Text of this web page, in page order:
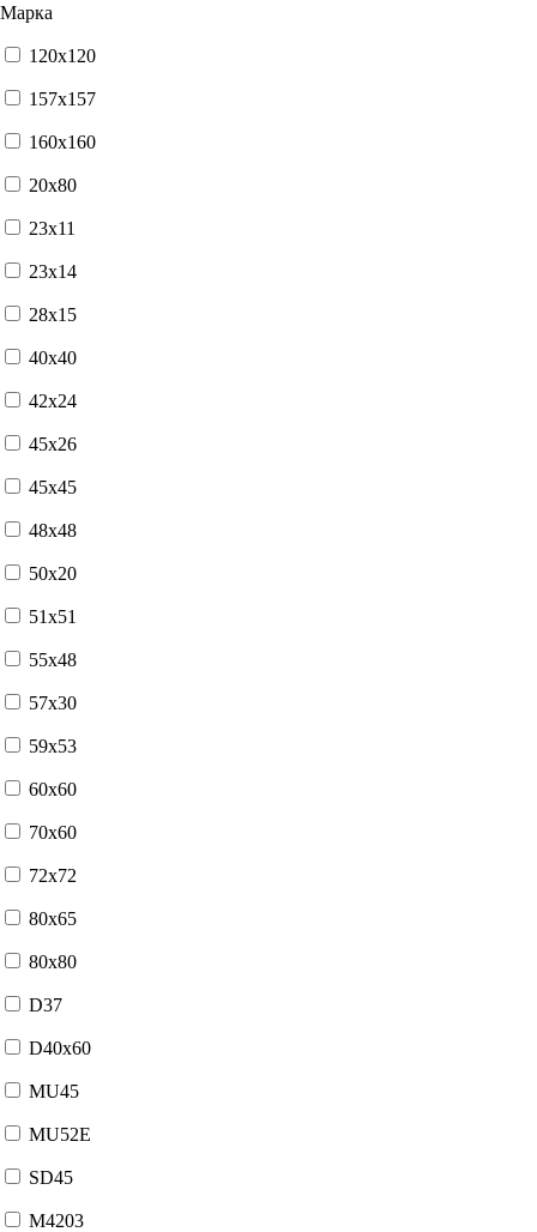
Марка
120x120
157x157
160x160
20x80
23x11
23x14
28x15
40x40
42x24
45x26
45x45
48x48
50x20
51x51
55x48
57x30
59x53
60x60
70x60
72x72
80x65
80x80
D37
D40x60
MU45
MU52E
SD45
М4203